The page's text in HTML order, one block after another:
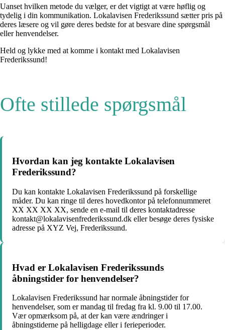
Uanset hvilken metode du vælger, er det vigtigt at være høflig og
tydelig i din kommunikation. Lokalavisen Frederikssund sætter pris på
deres læsere og vil gøre deres bedste for at besvare dine spørgsmål
eller henvendelser.
Held og lykke med at komme i kontakt med Lokalavisen
Frederikssund!
Ofte stillede spørgsmål
Hvordan kan jeg kontakte Lokalavisen
Frederikssund?
Du kan kontakte Lokalavisen Frederikssund på forskellige
måder. Du kan ringe til deres hovedkontor på telefonnummeret
XX XX XX XX, sende en e-mail til deres kontaktadresse
kontakt@lokalavisenfrederikssund.dk eller besøge deres fysiske
adresse på XYZ Vej, Frederikssund.
Hvad er Lokalavisen Frederikssunds
åbningstider for henvendelser?
Lokalavisen Frederikssund har normale åbningstider for
henvendelser, som er mandag til fredag fra kl. 9.00 til 17.00.
Vær opmærksom på, at der kan være ændringer i
åbningstiderne på helligdage eller i ferieperioder.